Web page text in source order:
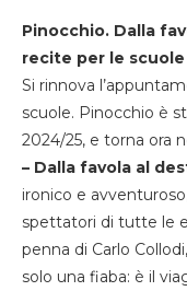
Pinocchio. Dalla
recite per le scuole
Si rinnova
scuole. Pinocchio è
2024/25, e torna ora
– Dalla favola al
ironico e
spettatori di tutte le
penna di Carlo
solo una fiaba: è il